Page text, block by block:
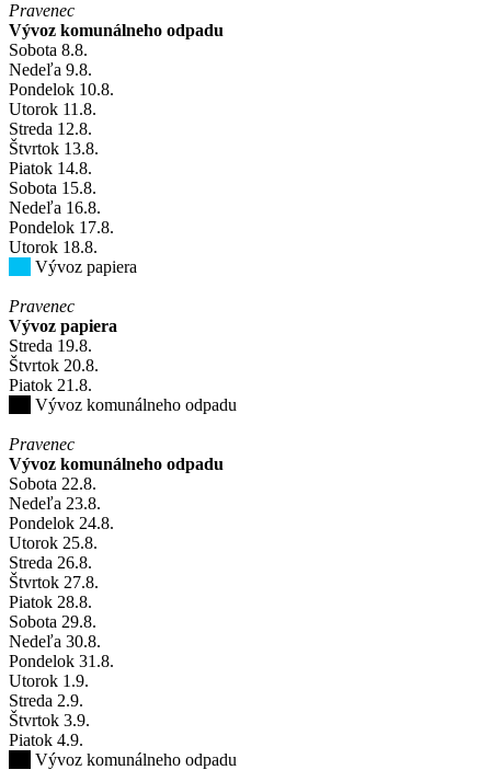
Pravenec
Vývoz komunálneho odpadu
Sobota 8.8.
Nedeľa 9.8.
Pondelok 10.8.
Utorok 11 .8.
Streda 12.8.
Štvrtok 13.8.
Piatok 14.8.
Sobota 15.8.
Nedeľa 16.8.
Pondelok 17.8.
Utorok 18.8.
Vývoz papiera
Pravenec
Vývoz papiera
Streda 19.8.
Štvrtok 20.8.
Piatok 21 .8.
Vývoz komunálneho odpadu
Pravenec
Vývoz komunálneho odpadu
Sobota 22.8.
Nedeľa 23.8.
Pondelok 24.8.
Utorok 25.8.
Streda 26.8.
Štvrtok 27.8.
Piatok 28.8.
Sobota 29.8.
Nedeľa 30.8.
Pondelok 31 .8.
Utorok 1 .9.
Streda 2.9.
Štvrtok 3.9.
Piatok 4.9.
Vývoz komunálneho odpadu